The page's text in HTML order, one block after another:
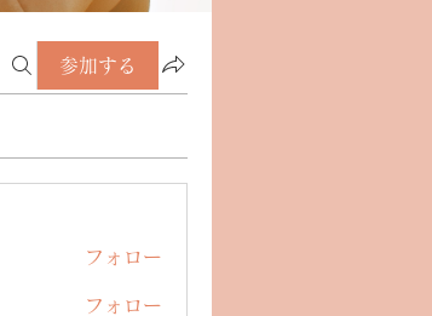
参加する
フォロー
フォロー